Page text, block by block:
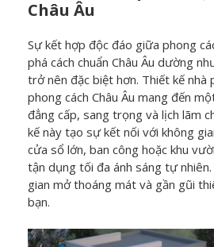
Châu Âu
Sự kết hợp độc đáo giữa phong
phá cách chuẩn Châu Âu dường
trở nên đặc biệt hơn. Thiết kế nhà
phong cách Châu Âu mang đến
đẳng cấp, sang trọng và lịch lãm
kế này tạo sự kết nối với không
cửa sổ lớn, ban công hoặc khu
tận dụng tối đa ánh sáng tự
gian mở thoáng mát và gần gũi
bạn.